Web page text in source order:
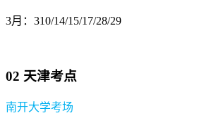
3月：310/14/15/17/28/29
02 天津考点
南开大学考场